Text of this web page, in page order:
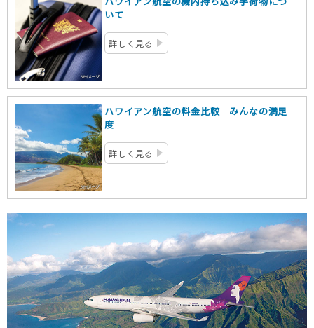
いて
詳しく見る
ハワイアン航空の料金比較 みんなの満足
度
詳しく見る